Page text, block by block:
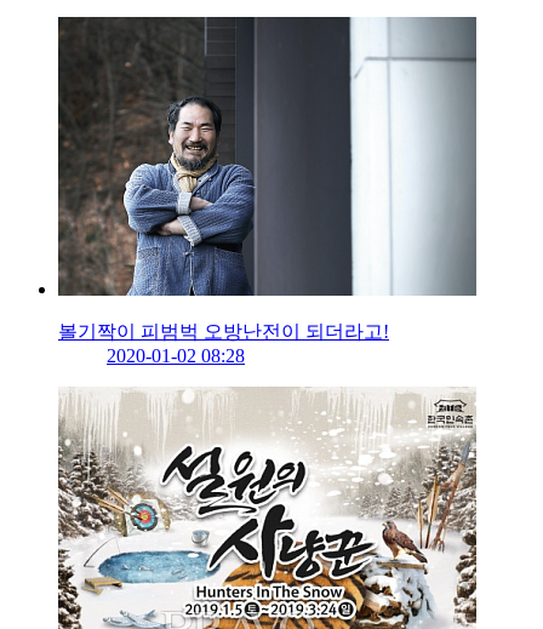
볼기짝이 피범벅 오방난전이 되더라고!
2020-01-02 08:28